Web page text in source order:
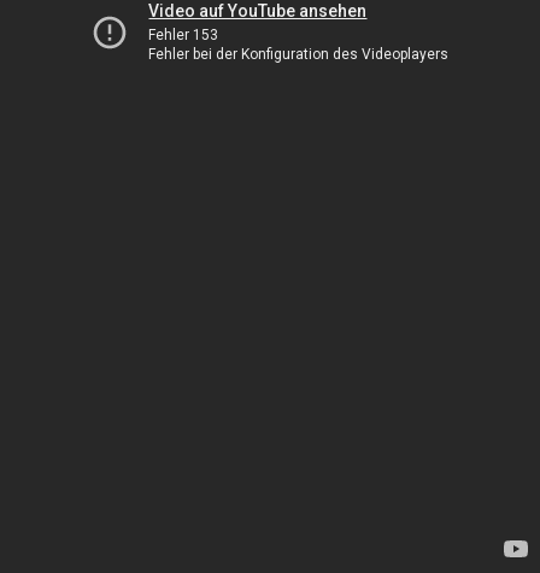
Video auf YouTube ansehen
Fehler 153
Fehler bei der Konfiguration des Videoplayers